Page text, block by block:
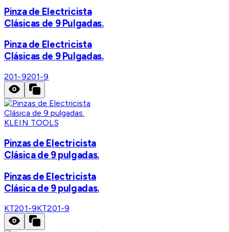
Pinza de Electricista
Clásicas de 9 Pulgadas.
Pinza de Electricista
Clásicas de 9 Pulgadas.
201-9201-9
KLEIN TOOLS
Pinzas de Electricista
Clásica de 9 pulgadas.
Pinzas de Electricista
Clásica de 9 pulgadas.
KT201-9KT201-9